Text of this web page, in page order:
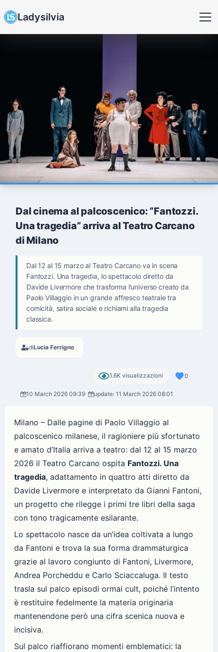
Ladysilvia
Dal cinema al palcoscenico: “Fantozzi.
Una tragedia” arriva al Teatro Carcano
di Milano
Dal 12 al 15 marzo al Teatro Carcano va in scena
Fantozzi. Una tragedia, lo spettacolo diretto da
Davide Livermore che trasforma l’universo creato da
Paolo Villaggio in un grande affresco teatrale tra
comicità, satira sociale e richiami alla tragedia
classica.
diLucia Ferrigno
1.6K visualizzazioni 0
10 March 2026 09:39 update: 11 March 2026 08:01
Milano – Dalle pagine di Paolo Villaggio al
palcoscenico milanese, il ragioniere più sfortunato
e amato d’Italia arriva a teatro: dal 12 al 15 marzo
2026 il Teatro Carcano ospita Fantozzi. Una
tragedia, adattamento in quattro atti diretto da
Davide Livermore e interpretato da Gianni Fantoni,
un progetto che rilegge i primi tre libri della saga
con tono tragicamente esilarante.
Lo spettacolo nasce da un’idea coltivata a lungo
da Fantoni e trova la sua forma drammaturgica
grazie al lavoro congiunto di Fantoni, Livermore,
Andrea Porcheddu e Carlo Sciaccaluga. Il testo
trasla sul palco episodi ormai cult, poiché l’intento
è restituire fedelmente la materia originaria
mantenendone però una cifra scenica nuova e
incisiva.
Sul palco riaffiorano momenti emblematici: la